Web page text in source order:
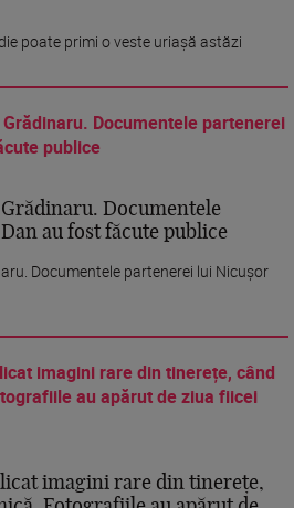
poate primi o veste uriașă astăzi
Documentele
au fost făcute publice
Documentele partenerei lui Nicușor
imagini rare din tinerețe,